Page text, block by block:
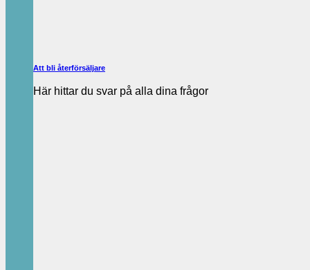
Att bli återförsäljare
Här hittar du svar på alla dina frågor